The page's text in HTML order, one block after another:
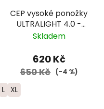
CEP vysoké ponožky
ULTRALIGHT 4.0 -
pánské – modrá
Skladem
620 Kč
650 Kč (–4 %)
L XL